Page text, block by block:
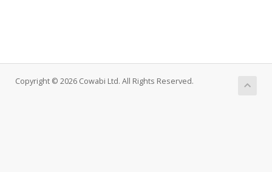
Copyright © 2026 Cowabi Ltd. All Rights Reserved.